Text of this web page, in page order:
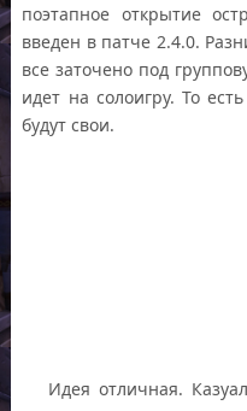
поэтапное открытие
введен в патче 2.4.0.
все заточено под
идет на солоигру. То
будут свои.
Идея отличная.